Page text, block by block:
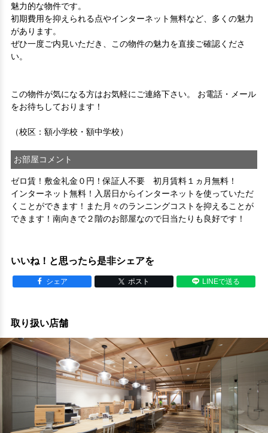
魅力的な物件です。
初期費用を抑えられる点やインターネット無料など、多くの魅力
があります。
ぜひ一度ご内見いただき、この物件の魅力を直接ご確認くださ
い。
この物件が気になる方はお気軽にご連絡下さい。 お電話・メール
をお待ちしております！
（校区：額小学校・額中学校）
お部屋コメント
ゼロ賃！敷金礼金０円！保証人不要　初月賃料１ヵ月無料！
インターネット無料！入居日からインターネットを使っていただ
くことができます！また月々のランニングコストを抑えることが
できます！南向きで２階のお部屋なので日当たりも良好です！
いいね！と思ったら是非シェアを
シェア ポスト LINEで送る
取り扱い店舗